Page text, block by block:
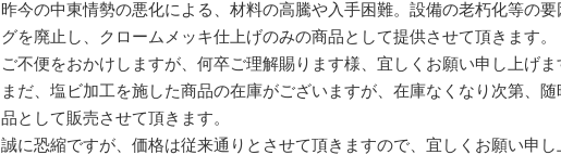
昨今の中東情勢の悪化による、材料の高騰や入手困難。設備の老朽化等の
グを廃止し、クロームメッキ仕上げのみの商品として提供させて頂きます。
ご不便をおかけしますが、何卒ご理解賜ります様、宜しくお願い申し上げま
まだ、塩ビ加工を施した商品の在庫がございますが、在庫なくなり次第、
品として販売させて頂きます。
誠に恐縮ですが、価格は従来通りとさせて頂きますので、宜しくお願い申し